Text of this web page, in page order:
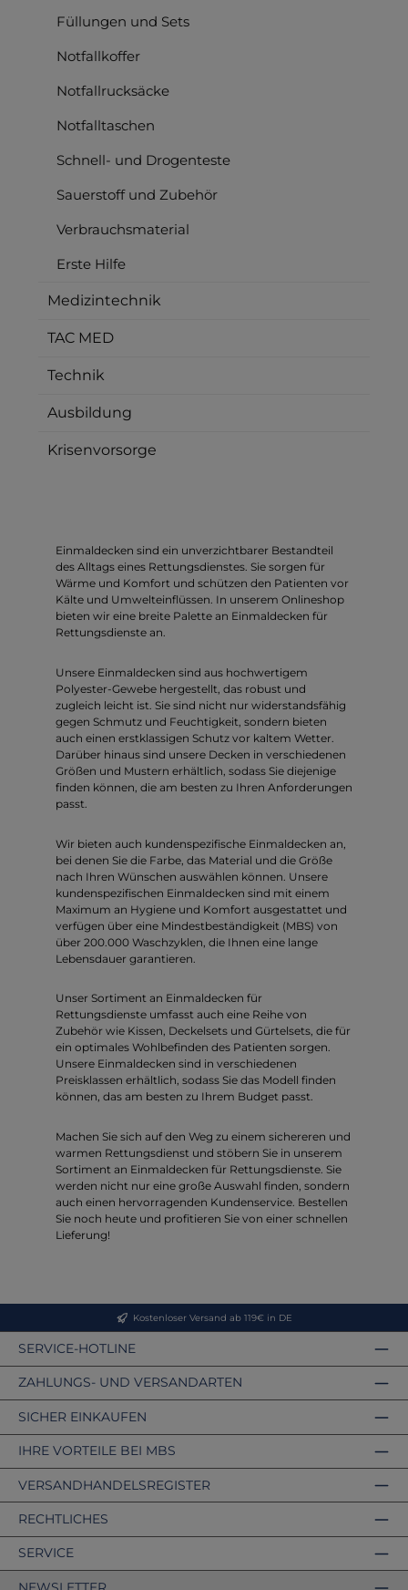
Füllungen und Sets
Notfallkoffer
Notfallrucksäcke
Notfalltaschen
Schnell- und Drogenteste
Sauerstoff und Zubehör
Verbrauchsmaterial
Erste Hilfe
Medizintechnik
TAC MED
Technik
Ausbildung
Krisenvorsorge
Einmaldecken sind ein unverzichtbarer Bestandteil
des Alltags eines Rettungsdienstes. Sie sorgen für
Wärme und Komfort und schützen den Patienten vor
Kälte und Umwelteinflüssen. In unserem Onlineshop
bieten wir eine breite Palette an Einmaldecken für
Rettungsdienste an.
Unsere Einmaldecken sind aus hochwertigem
Polyester-Gewebe hergestellt, das robust und
zugleich leicht ist. Sie sind nicht nur widerstandsfähig
gegen Schmutz und Feuchtigkeit, sondern bieten
auch einen erstklassigen Schutz vor kaltem Wetter.
Darüber hinaus sind unsere Decken in verschiedenen
Größen und Mustern erhältlich, sodass Sie diejenige
finden können, die am besten zu Ihren Anforderungen
passt.
Wir bieten auch kundenspezifische Einmaldecken an,
bei denen Sie die Farbe, das Material und die Größe
nach Ihren Wünschen auswählen können. Unsere
kundenspezifischen Einmaldecken sind mit einem
Maximum an Hygiene und Komfort ausgestattet und
verfügen über eine Mindestbeständigkeit (MBS) von
über 200.000 Waschzyklen, die Ihnen eine lange
Lebensdauer garantieren.
Unser Sortiment an Einmaldecken für
Rettungsdienste umfasst auch eine Reihe von
Zubehör wie Kissen, Deckelsets und Gürtelsets, die für
ein optimales Wohlbefinden des Patienten sorgen.
Unsere Einmaldecken sind in verschiedenen
Preisklassen erhältlich, sodass Sie das Modell finden
können, das am besten zu Ihrem Budget passt.
Machen Sie sich auf den Weg zu einem sichereren und
warmen Rettungsdienst und stöbern Sie in unserem
Sortiment an Einmaldecken für Rettungsdienste. Sie
werden nicht nur eine große Auswahl finden, sondern
auch einen hervorragenden Kundenservice. Bestellen
Sie noch heute und profitieren Sie von einer schnellen
Lieferung!
Kostenloser Versand ab 119€ in DE
SERVICE-HOTLINE
ZAHLUNGS- UND VERSANDARTEN
VERSANDHANDELSREGISTER
SICHER EINKAUFEN
IHRE VORTEILE BEI MBS
RECHTLICHES
SERVICE